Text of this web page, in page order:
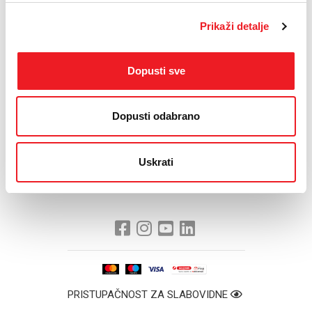
Prikaži detalje
Dopusti sve
Dopusti odabrano
Uskrati
U ime Majčina sela, na donaciji je zahvalio Miro Čilić.
„Majčino selo živi od donacija dobrih ljudi. Na sreću, dobrih ljudi još
ima i hvala Bogu da je tako i da nismo sami. Hvala HT Eronetu i
Bimacu koji su nam ove godine istinski uljepšali blagdane“, kazao
je Čilić.
PRISTUPAČNOST ZA SLABOVIDNE